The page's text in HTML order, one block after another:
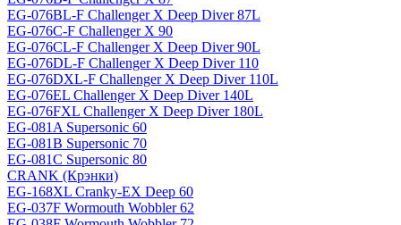
EG-076BL-F Challenger X Deep Diver 87L
EG-076C-F Challenger X 90
EG-076CL-F Challenger X Deep Diver 90L
EG-076DL-F Challenger X Deep Diver 110
EG-076DXL-F Challenger X Deep Diver 110L
EG-076EL Challenger X Deep Diver 140L
EG-076FXL Challenger X Deep Diver 180L
EG-081A Supersonic 60
EG-081B Supersonic 70
EG-081C Supersonic 80
CRANK (Крэнки)
EG-168XL Cranky-EX Deep 60
EG-037F Wormouth Wobbler 62